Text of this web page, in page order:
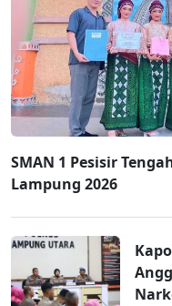
SMAN 1 Pesisir
Lampung 2026